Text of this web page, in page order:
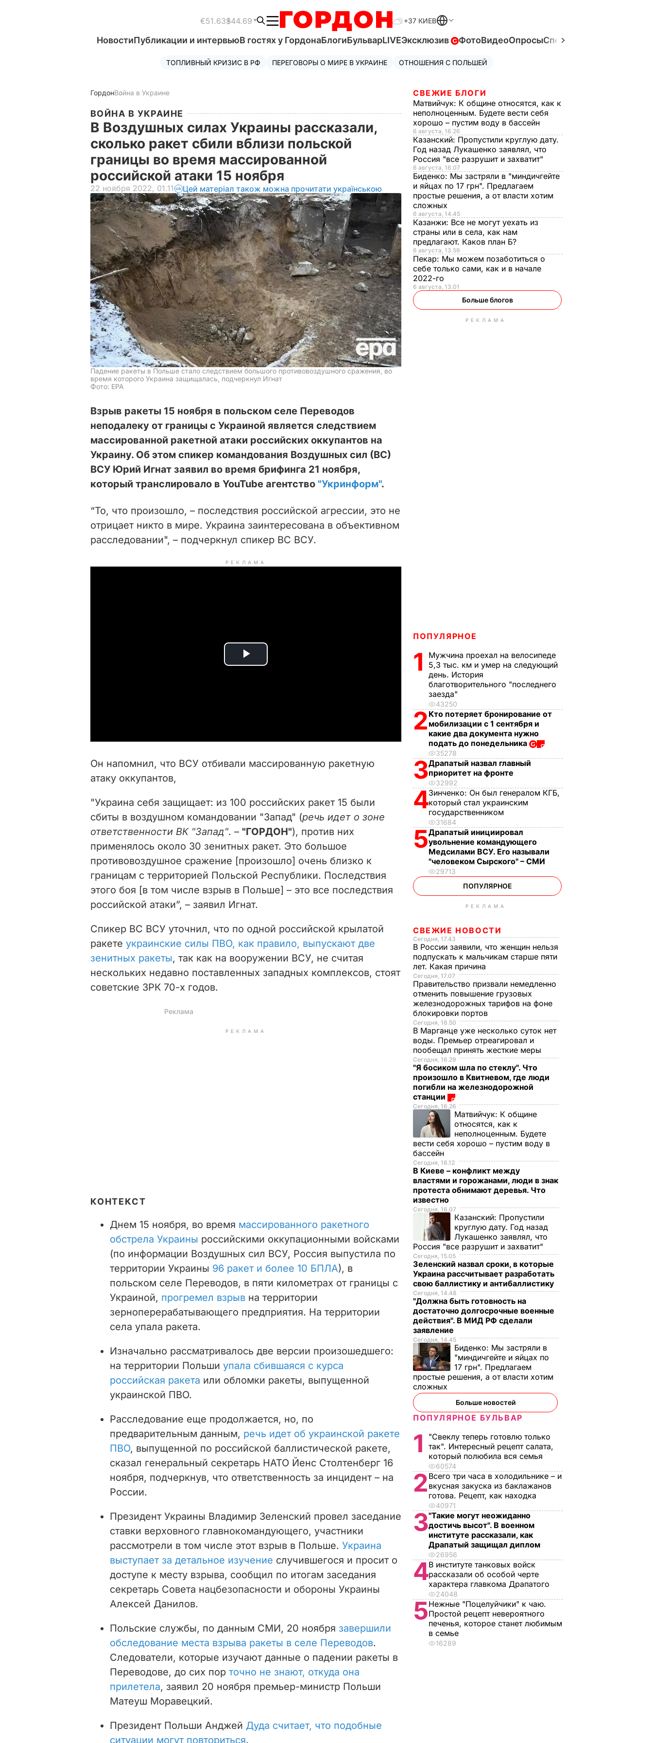
€51.63$44.69 +37 КИЕВ
НовостиПубликации и интервьюВ гостях у ГордонаБлогиБульварLIVEЭксклюзив ФотоВидеоОпросыСпецпроекты
ТОПЛИВНЫЙ КРИЗИС В РФ ПЕРЕГОВОРЫ О МИРЕ В УКРАИНЕ ОТНОШЕНИЯ С ПОЛЬШЕЙ
ГордонВойна в Украине
ВОЙНА В УКРАИНЕ
В Воздушных силах Украины рассказали,
сколько ракет сбили вблизи польской
границы во время массированной
российской атаки 15 ноября
22 ноября 2022, 01.11 Цей матеріал також можна прочитати українською
Падение ракеты в Польше стало следствием большого противовоздушного сражения, во
время которого Украина защищалась, подчеркнул Игнат
Фото: EPA
Взрыв ракеты 15 ноября в польском селе Переводов
неподалеку от границы с Украиной является следствием
массированной ракетной атаки российских оккупантов на
Украину. Об этом спикер командования Воздушных сил (ВС)
ВСУ Юрий Игнат заявил во время брифинга 21 ноября,
который транслировало в YouTube агентство "Укринформ".
“То, что произошло, – последствия российской агрессии, это не
отрицает никто в мире. Украина заинтересована в объективном
расследовании", – подчеркнул спикер ВС ВСУ.
РЕКЛАМА
P
d
e
o
Он напомнил, что ВСУ отбивали массированную ракетную
атаку оккупантов,
"Украина себя защищает: из 100 российских ракет 15 были
сбиты в воздушном командовании "Запад" (речь идет о зоне
ответственности ВК "Запад". – "ГОРДОН"), против них
применялось около 30 зенитных ракет. Это большое
противовоздушное сражение [произошло] очень близко к
границам с территорией Польской Республики. Последствия
этого боя [в том числе взрыв в Польше] – это все последствия
российской атаки”, – заявил Игнат.
Спикер ВС ВСУ уточнил, что по одной российской крылатой
ракете украинские силы ПВО, как правило, выпускают две
зенитных ракеты, так как на вооружении ВСУ, не считая
нескольких недавно поставленных западных комплексов, стоят
советские ЗРК 70-х годов.
РЕКЛАМА
КОНТЕКСТ
Днем 15 ноября, во время массированного ракетного
обстрела Украины российскими оккупационными войсками
(по информации Воздушных сил ВСУ, Россия выпустила по
территории Украины 96 ракет и более 10 БПЛА), в
польском селе Переводов, в пяти километрах от границы с
Украиной, прогремел взрыв на территории
зерноперерабатывающего предприятия. На территории
села упала ракета.
Изначально рассматривалось две версии произошедшего:
на территории Польши упала сбившаяся с курса
российская ракета или обломки ракеты, выпущенной
украинской ПВО.
Расследование еще продолжается, но, по
предварительным данным, речь идет об украинской ракете
ПВО, выпущенной по российской баллистической ракете,
сказал генеральный секретарь НАТО Йенс Столтенберг 16
ноября, подчеркнув, что ответственность за инцидент – на
России.
Президент Украины Владимир Зеленский провел заседание
ставки верховного главнокомандующего, участники
рассмотрели в том числе этот взрыв в Польше. Украина
выступает за детальное изучение случившегося и просит о
доступе к месту взрыва, сообщил по итогам заседания
секретарь Совета нацбезопасности и обороны Украины
Алексей Данилов.
Польские службы, по данным СМИ, 20 ноября завершили
обследование места взрыва ракеты в селе Переводов.
Следователи, которые изучают данные о падении ракеты в
Переводове, до сих пор точно не знают, откуда она
прилетела, заявил 20 ноября премьер-министр Польши
Матеуш Моравецкий.
Президент Польши Анджей Дуда считает, что подобные
ситуации могут повториться.
СВЕЖИЕ БЛОГИ
Матвийчук: К общине относятся, как к
неполноценным. Будете вести себя
хорошо – пустим воду в бассейн
6 августа, 16.26
Казанский: Пропустили круглую дату.
Год назад Лукашенко заявлял, что
Россия "все разрушит и захватит"
6 августа, 16.07
Биденко: Мы застряли в "миндичгейте
и яйцах по 17 грн". Предлагаем
простые решения, а от власти хотим
сложных
6 августа, 14.45
Казанжи: Все не могут уехать из
страны или в села, как нам
предлагают. Каков план Б?
6 августа, 13.59
Пекар: Мы можем позаботиться о
себе только сами, как и в начале
2022-го
6 августа, 13.01
Больше блогов
РЕКЛАМА
ПОПУЛЯРНОЕ
1
Мужчина проехал на велосипеде
5,3 тыс. км и умер на следующий
день. История
благотворительного "последнего
заезда"
43250
2 Кто потеряет бронирование от
мобилизации с 1 сентября и
какие два документа нужно
подать до понедельника
35278
3Драпатый назвал главный
приоритет на фронте
32992
4Зинченко: Он был генералом КГБ,
который стал украинским
государственником
31684
5Драпатый инициировал
увольнение командующего
Медсилами ВСУ. Его называли
"человеком Сырского" – СМИ
29713
ПОПУЛЯРНОЕ
РЕКЛАМА
СВЕЖИЕ НОВОСТИ
Сегодня, 17.43
В России заявили, что женщин нельзя
подпускать к мальчикам старше пяти
лет. Какая причина
Сегодня, 17.07
Правительство призвали немедленно
отменить повышение грузовых
железнодорожных тарифов на фоне
блокировки портов
Сегодня, 16.50
В Марганце уже несколько суток нет
воды. Премьер отреагировал и
пообещал принять жесткие меры
Сегодня, 16.29
"Я босиком шла по стеклу". Что
произошло в Квитневом, где люди
погибли на железнодорожной
станции
Сегодня, 16.26
Матвийчук: К общине
относятся, как к
неполноценным. Будете
вести себя хорошо – пустим воду в
бассейн
Сегодня, 16.12
В Киеве – конфликт между
властями и горожанами, люди в знак
протеста обнимают деревья. Что
известно
Сегодня, 16.07
Казанский: Пропустили
круглую дату. Год назад
Лукашенко заявлял, что
Россия "все разрушит и захватит"
Сегодня, 15.05
Зеленский назвал сроки, в которые
Украина рассчитывает разработать
свою баллистику и антибаллистику
Сегодня, 14.48
"Должна быть готовность на
достаточно долгосрочные военные
действия". В МИД РФ сделали
заявление
Сегодня, 14.45
Биденко: Мы застряли в
"миндичгейте и яйцах по
17 грн". Предлагаем
простые решения, а от власти хотим
сложных
Больше новостей
ПОПУЛЯРНОЕ БУЛЬВАР
1
"Свеклу теперь готовлю только
так". Интересный рецепт салата,
который полюбила вся семья
60574
2 Всего три часа в холодильнике – и
вкусная закуска из баклажанов
готова. Рецепт, как находка
40971
3"Такие могут неожиданно
достичь высот". В военном
институте рассказали, как
Драпатый защищал диплом
26956
4В институте танковых войск
рассказали об особой черте
характера главкома Драпатого
24048
5Нежные "Поцелуйчики" к чаю.
Простой рецепт невероятного
печенья, которое станет любимым
в семье
16289